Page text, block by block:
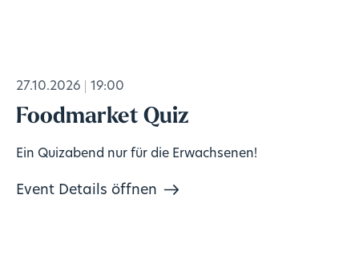
27.10.2026 19:00
Foodmarket Quiz
Ein Quizabend nur für die Erwachsenen!
Event Details öffnen